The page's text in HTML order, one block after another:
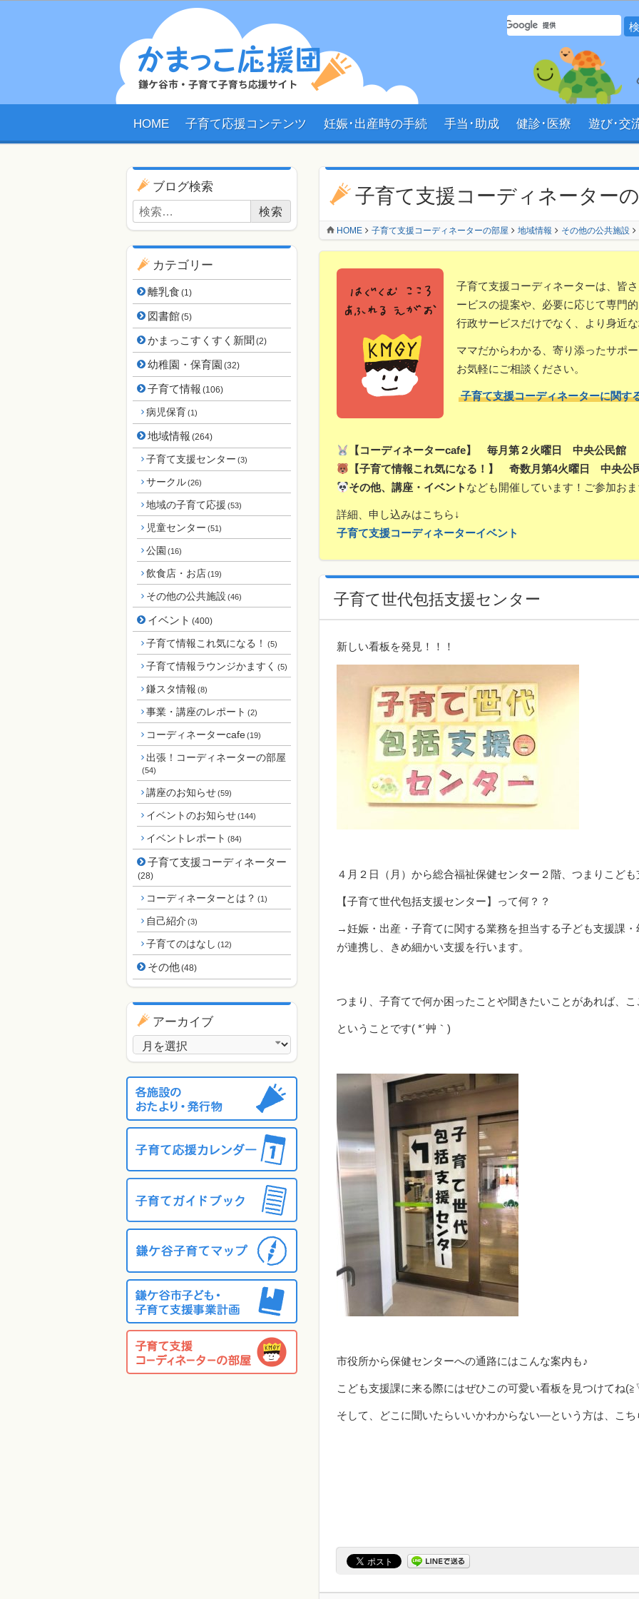
サイト内 検索フォーム
HOME 子育て応援コンテンツ 妊娠･出産時の手続 手当･助成 健診･医療 遊び･交
子育て支援コーディネーター
HOME 子育て支援コーディネーターの部屋 地域情報 その他の公共施設
子育て支援コーディネーターは、皆
ービスの提案や、必要に応じて専門
行政サービスだけでなく、より身近
ママだからわかる、寄り添ったサポ
お気軽にご相談ください。
子育て支援コーディネーターに関す
【コーディネーターcafe】 毎月第２火曜日 中央公民館
【子育て情報これ気になる！】 奇数月第4火曜日 中央公
その他、講座・イベント なども開催しています！ご参加お
詳細、申し込みはこちら↓
子育て支援コーディネーターイベント
子育て世代包括支援センター
新しい看板を発見！！！
４月２日（月）から総合福祉保健センター２階、つまりこど
【子育て世代包括支援センター】って何？？
→妊娠・出産・子育てに関する業務を担当する子ども支援課
が連携し、きめ細かい支援を行います。
つまり、子育てで何か困ったことや聞きたいことがあれば、こ
ということです( *´艸｀)
市役所から保健センターへの通路にはこんな案内も♪
こども支援課に来る際にはぜひこの可愛い看板を見つけてね
そして、どこに聞いたらいいかわからない―という方は、こち
ブログ用ナビゲーション
ブログ検索
検索:
カテゴリー
離乳食 (1)
図書館(5)
かまっこすくすく新聞 (2)
幼稚園・保育園 (32)
子育て情報 (106)
病児保育(1)
地域情報 (264)
子育て支援センター (3)
サークル(26)
地域の子育て応援 (53)
児童センター (51)
公園 (16)
飲食店・お店(19)
その他の公共施設 (46)
イベント (400)
子育て情報これ気になる！ (5)
子育て情報ラウンジかますく (5)
鎌スタ情報 (8)
事業・講座のレポート (2)
コーディネーターcafe(19)
出張！コーディネーターの部屋
(54)
講座のお知らせ(59)
イベントのお知らせ(144)
イベントレポート (84)
子育て支援コーディネーター
(28)
コーディネーターとは？ (1)
自己紹介 (3)
子育てのはなし (12)
その他(48)
アーカイブ
アーカイブ